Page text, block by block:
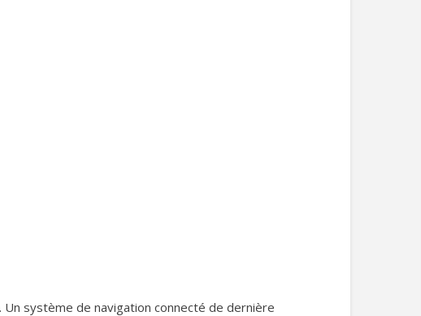
système de navigation connecté de dernière